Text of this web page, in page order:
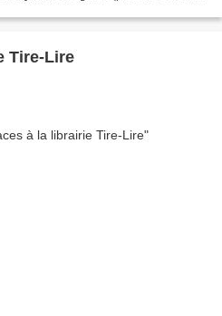
Tire-Lire